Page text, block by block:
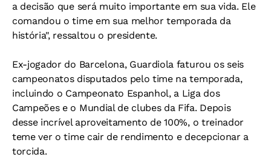
a decisão que será muito importante em sua vida. Ele
comandou o time em sua melhor temporada da
história", ressaltou o presidente.
Ex-jogador do Barcelona, Guardiola faturou os seis
campeonatos disputados pelo time na temporada,
incluindo o Campeonato Espanhol, a Liga dos
Campeões e o Mundial de clubes da Fifa. Depois
desse incrível aproveitamento de 100%, o treinador
teme ver o time cair de rendimento e decepcionar a
torcida.